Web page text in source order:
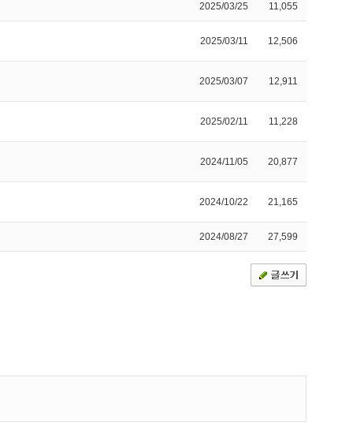
2025/03/25 11,055
2025/03/11 12,506
2025/03/07 12,911
2025/02/11 11,228
2024/11/05 20,877
2024/10/22 21,165
2024/08/27 27,599